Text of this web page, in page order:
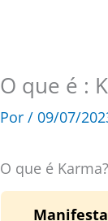
O que é :
Por/ 09/07/
O que é Karma?